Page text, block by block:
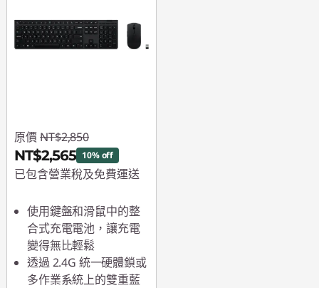
原價 NT$2,850
NT$2,565 10% off
已包含營業稅及免費運送
使用鍵盤和滑鼠中的整
合式充電電池，讓充電
變得無比輕鬆
透過 2.4G 統一硬體鎖或
多作業系統上的雙重藍